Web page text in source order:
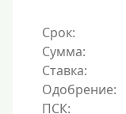
Без СНИЛСа
По паспорту
Без паспорта
По фото
Срок:
Сумма:
Ставка:
Одобрение: